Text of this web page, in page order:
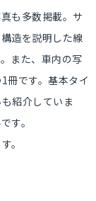
も多数掲載。サ
造を説明した線
また、車内の写
冊です。基本タイ
紹介していま
す。
。